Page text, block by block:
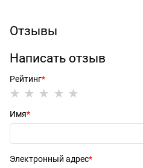
Отзывы
Написать отзыв
Рейтинг
Имя
Электронный адрес